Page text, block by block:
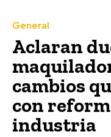
General
Aclaran
cambios
con
industria